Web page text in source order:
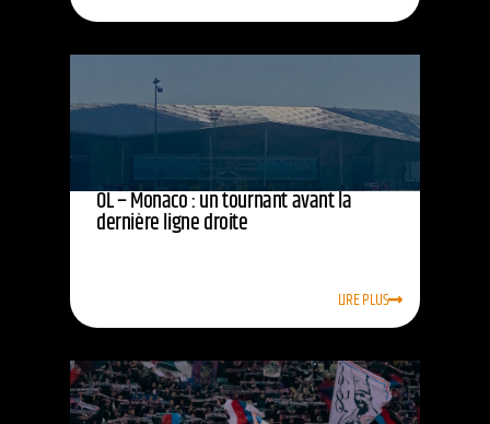
OL – Monaco : un tournant avant la
dernière ligne droite
LIRE PLUS